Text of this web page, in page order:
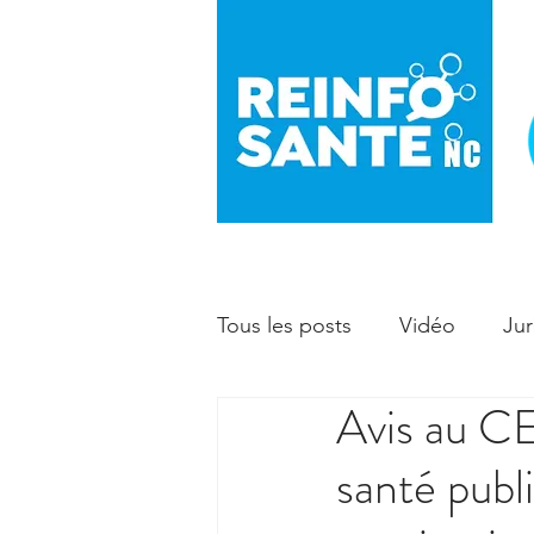
Tous les posts Vidéo
Prévention Enfant -
Avis au
santé